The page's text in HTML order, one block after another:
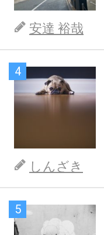
安達 裕哉
4
しんざき
5